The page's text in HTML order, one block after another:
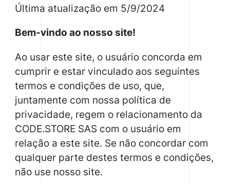
Última atualização em 5/9/2024
Bem-vindo ao nosso site!
Ao usar este site, o usuário concorda em
cumprir e estar vinculado aos seguintes
termos e condições de uso, que,
juntamente com nossa política de
privacidade, regem o relacionamento da
CODE.STORE SAS com o usuário em
relação a este site. Se não concordar com
qualquer parte destes termos e condições,
não use nosso site.